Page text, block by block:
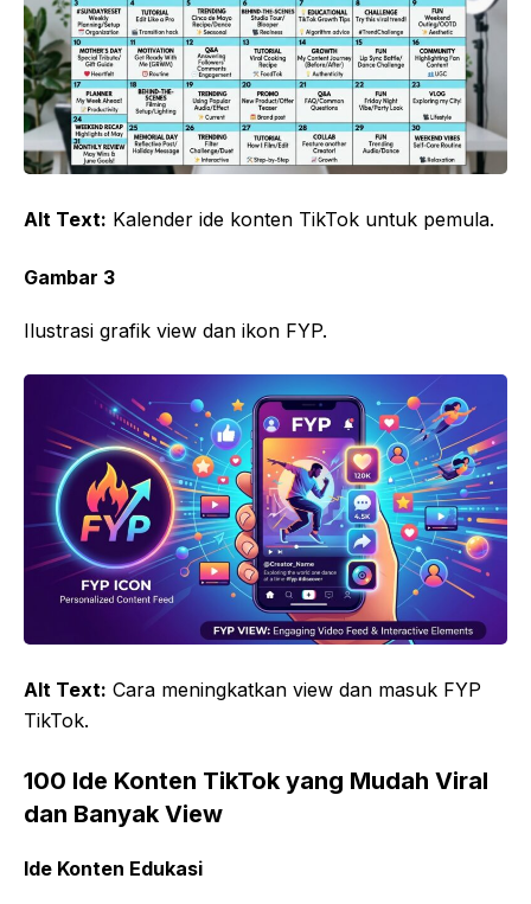
Alt Text: Kalender ide konten TikTok untuk pemula.
Gambar 3
Ilustrasi grafik view dan ikon FYP.
Alt Text: Cara meningkatkan view dan masuk FYP
TikTok.
100 Ide Konten TikTok yang Mudah Viral
dan Banyak View
Ide Konten Edukasi